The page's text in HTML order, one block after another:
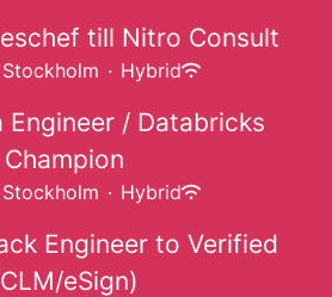
till Nitro Consult
Stockholm · Hybrid
Engineer / Databricks
Champion
Stockholm · Hybrid
Engineer to Verified
eSign)